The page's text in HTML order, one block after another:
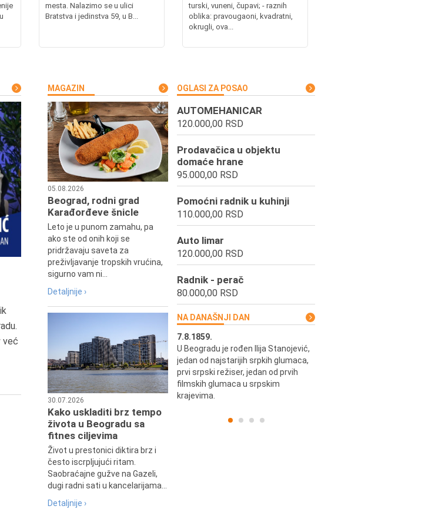
mesta. Nalazimo se u ulici
Bratstva i jedinstva 59, u B...
turski, vuneni, čupavi; - raznih
oblika: pravougaoni, kvadratni,
okrugli, ova...
već
MAGAZIN
05.08.2026
Beograd, rodni grad
Karađorđeve šnicle
Leto je u punom zamahu, pa
ako ste od onih koji se
pridržavaju saveta za
preživljavanje tropskih vrućina,
sigurno vam ni...
Detaljnije ›
30.07.2026
Kako uskladiti brz tempo
života u Beogradu sa
fitnes ciljevima
Život u prestonici diktira brz i
često iscrpljujući ritam.
Saobraćajne gužve na Gazeli,
dugi radni sati u kancelarijama...
Detaljnije ›
OGLASI ZA POSAO
AUTOMEHANICAR
120.000,00 RSD
Prodavačica u objektu
domaće hrane
95.000,00 RSD
Pomoćni radnik u kuhinji
110.000,00 RSD
Auto limar
120.000,00 RSD
Radnik - perač
80.000,00 RSD
NA DANAŠNJI DAN
Preminula je Đurđija Cvetić,
pozorišna, filmska i TV glumica.
7.8.1859.
U Beogradu je rođen Ilija Stanojević,
jedan od najstarijih srpkih glumaca,
prvi srpski režiser, jedan od prvih
filmskih glumaca u srpskim
krajevima.